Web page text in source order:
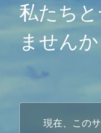
私たち
ませんか
現在、この